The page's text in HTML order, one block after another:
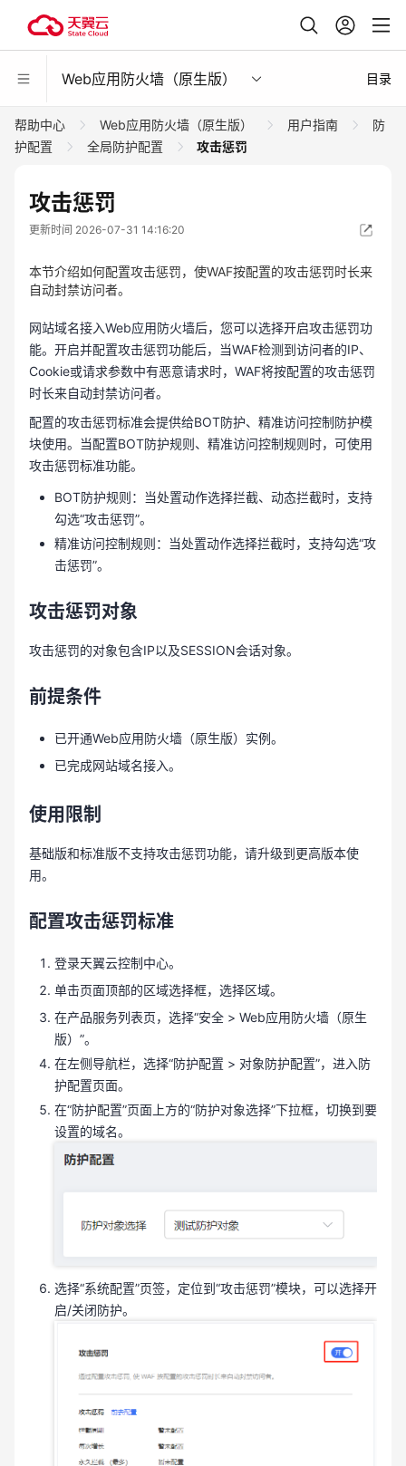
Web应用防火墙（原生版） 目录
帮助中心 Web应用防火墙（原生版） 用户指南
防
护配置
全局防护配置 攻击惩罚
攻击惩罚
更新时间 2026-07-31 14:16:20
本节介绍如何配置攻击惩罚，使WAF按配置的攻击惩罚时长来
自动封禁访问者。
网站域名接入Web应用防火墙后，您可以选择开启攻击惩罚功
能。开启并配置攻击惩罚功能后，当WAF检测到访问者的IP、
Cookie或请求参数中有恶意请求时，WAF将按配置的攻击惩罚
时长来自动封禁访问者。
配置的攻击惩罚标准会提供给BOT防护、精准访问控制防护模
块使用。当配置BOT防护规则、精准访问控制规则时，可使用
攻击惩罚标准功能。
BOT防护规则：当处置动作选择拦截、动态拦截时，支持
勾选“攻击惩罚”。
精准访问控制规则：当处置动作选择拦截时，支持勾选“攻
击惩罚”。
攻击惩罚对象
攻击惩罚的对象包含IP以及SESSION会话对象。
前提条件
已开通Web应用防火墙（原生版）实例。
已完成网站域名接入。
使用限制
基础版和标准版不支持攻击惩罚功能，请升级到更高版本使
用。
配置攻击惩罚标准
登录天翼云控制中心。
单击页面顶部的区域选择框，选择区域。
在产品服务列表页，选择“安全 > Web应用防火墙（原生
版）”。
在左侧导航栏，选择“防护配置 > 对象防护配置”，进入防
护配置页面。
在“防护配置”页面上方的“防护对象选择”下拉框，切换到要
设置的域名。
选择“系统配置”页签，定位到“攻击惩罚”模块，可以选择开
启/关闭防护。